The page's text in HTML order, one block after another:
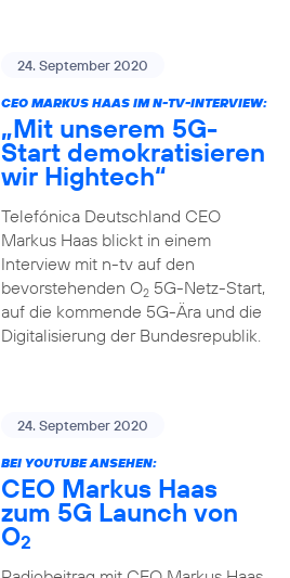
24. September 2020
CEO MARKUS HAAS IM N-TV-INTERVIEW:
„Mit unserem 5G-
Start demokratisieren
wir Hightech“
Telefónica Deutschland CEO
Markus Haas blickt in einem
Interview mit n-tv auf den
bevorstehenden O25G-Netz-Start,
auf die kommende 5G-Ära und die
Digitalisierung der Bundesrepublik.
24. September 2020
BEI YOUTUBE ANSEHEN:
CEO Markus Haas
zum 5G Launch von
O2